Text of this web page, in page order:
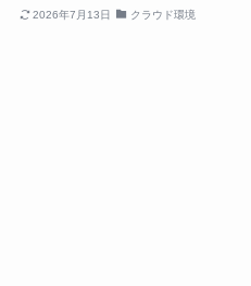
2026年7月13日 クラウド環境